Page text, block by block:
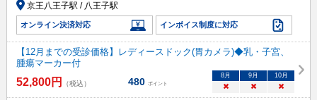
京王八王子駅 / 八王子駅
オンライン決済対応 インボイス制度に対応
【12月までの受診価格】レディースドック(胃カメラ)◆乳・子宮、
腫瘍マーカー付
52,800円 （税込） 480 ポイント
8月 9月 10月
× × ×